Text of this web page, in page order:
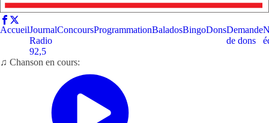
AccueilJournal
Radio
92,5
ConcoursProgrammationBaladosBingoDonsDemande
de dons
♫ Chanson en cours: